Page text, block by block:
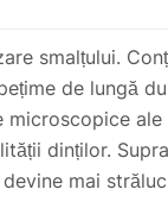
smalțului.
de lungă
dinților.
mai